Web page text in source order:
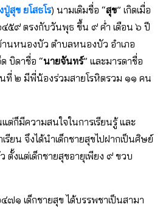
สุข ยโสธโร) นามเดิมชื่อ “สุข” เกิดเมื่อ
๕๙ ตรงกับวันพุธ ขึ้น ๙ ค่ำ เดือน ๖ ปี
านหนองบัว ตำบลหนองบัว อำเภอ
บิดาชื่อ “นายจันทร์” และมารดาชื่อ
ที่ ๒ มีพี่น้องร่วมสายโรหิตรวม ๑๑ คน
ต่ก็มีความสนใจในการเรียนรู้ และ
รียน จึงได้นำเด็กชายสุขไปฝากเป็นศิษย์
งแต่เด็กชายสุขอายุเพียง ๙ ขวบ
๑ เด็กชายสุข ได้บรรพชาเป็นสามา